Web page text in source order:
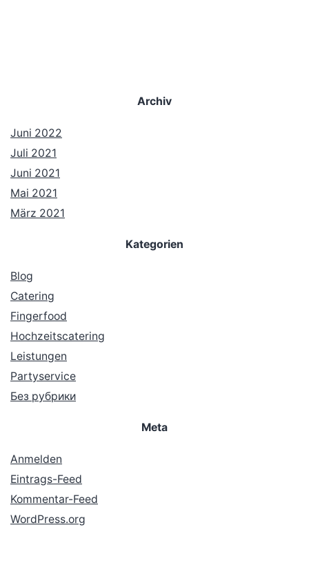
Archiv
Juni 2022
Juli 2021
Juni 2021
Mai 2021
März 2021
Kategorien
Blog
Catering
Fingerfood
Hochzeitscatering
Leistungen
Partyservice
Без рубрики
Meta
Anmelden
Eintrags-Feed
Kommentar-Feed
WordPress.org